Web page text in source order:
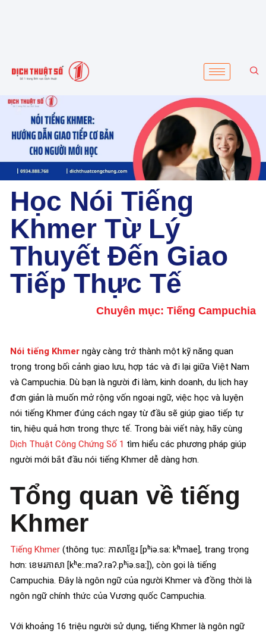
Học Nói Tiếng
Khmer Từ Lý
Thuyết Đến Giao
Tiếp Thực Tế
Chuyên mục: Tiếng Campuchia
Nói tiếng Khmer ngày càng trở thành một kỹ năng quan
trọng trong bối cảnh giao lưu, hợp tác và đi lại giữa Việt Nam
và Campuchia. Dù bạn là người đi làm, kinh doanh, du lịch hay
đơn giản là muốn mở rộng vốn ngoại ngữ, việc học và luyện
nói tiếng Khmer đúng cách ngay từ đầu sẽ giúp giao tiếp tự
tin, hiệu quả hơn trong thực tế. Trong bài viết này, hãy cùng
Dịch Thuật Công Chứng Số 1 tìm hiểu các phương pháp giúp
người mới bắt đầu nói tiếng Khmer dễ dàng hơn.
Tổng quan về tiếng
Khmer
Tiếng Khmer (thông tục: ភាសាខ្មែរ [pʰiə.saː kʰmae], trang trọng
hơn: ខេមរភាសា [kʰeː.maʔ.raʔ.pʰiə.saː]), còn gọi là tiếng
Campuchia. Đây là ngôn ngữ của người Khmer và đồng thời là
ngôn ngữ chính thức của Vương quốc Campuchia.
Với khoảng 16 triệu người sử dụng, tiếng Khmer là ngôn ngữ